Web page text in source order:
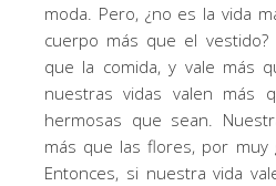
moda. Pero, ¿no es la vida
cuerpo más que el vestido?
que la comida, y vale más
nuestras vidas valen más
hermosas que sean.
más que las flores, por muy
Entonces, si nuestra vida